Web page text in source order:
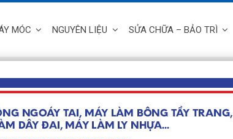
MÓC NGUYÊN LIỆU SỬA CHỮA – BẢO TRÌ
MÁY LÀM KHẨU TRANG 3D